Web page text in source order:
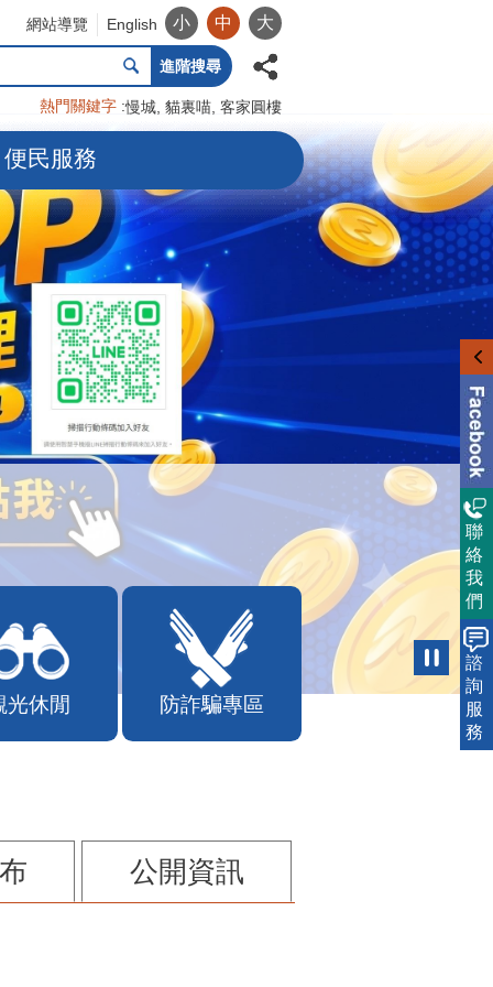
網站導覽 English 小 中 大
進階搜尋
熱門關鍵字 慢城 貓裏喵 客家圓樓
便民服務
光休閒 防詐騙專區
公開資訊
聯
絡
我
們
諮
詢
服
務